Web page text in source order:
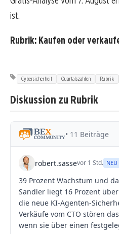
ist.
Rubrik: Kaufen oder
Cybersicherheit Quartalszahlen Rubrik
Diskussion zu Rubrik